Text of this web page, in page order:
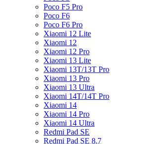
Poco F5 Pro
Poco F6
Poco F6 Pro
Xiaomi 12 Lite
Xiaomi 12
Xiaomi 12 Pro
Xiaomi 13 Lite
Xiaomi 13T/13T Pro
Xiaomi 13 Pro
Xiaomi 13 Ultra
Xiaomi 14T/14T Pro
Xiaomi 14
Xiaomi 14 Pro
Xiaomi 14 Ultra
Redmi Pad SE
Redmi Pad SE 8.7